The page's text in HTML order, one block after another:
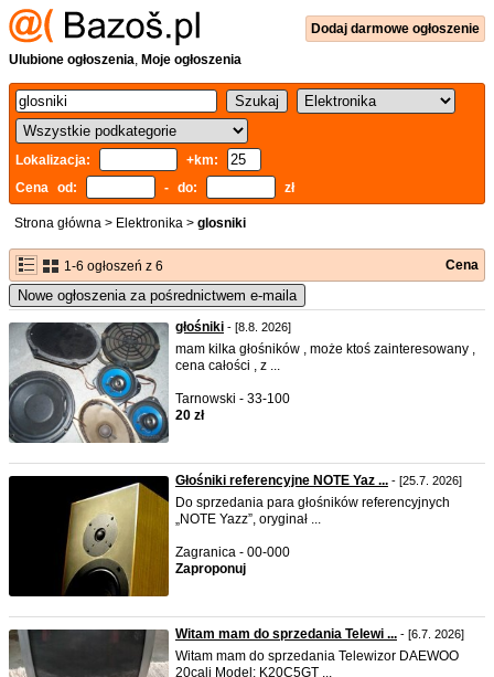
Dodaj darmowe ogłoszenie
Ulubione ogłoszenia, Moje ogłoszenia
Lokalizacja:
+km:
Cena od:
- do: zł
Strona główna > Elektronika > glosniki
1-6 ogłoszeń z 6 Cena
Nowe ogłoszenia za pośrednictwem e-maila
głośniki - [8.8. 2026]
mam kilka głośników , może ktoś zainteresowany ,
cena całości , z ...
Tarnowski - 33-100
20 zł
Głośniki referencyjne NOTE Yaz ... - [25.7. 2026]
Do sprzedania para głośników referencyjnych
„NOTE Yazz”, oryginał ...
Zagranica - 00-000
Zaproponuj
Witam mam do sprzedania Telewi ... - [6.7. 2026]
Witam mam do sprzedania Telewizor DAEWOO
20cali Model: K20C5GT ...